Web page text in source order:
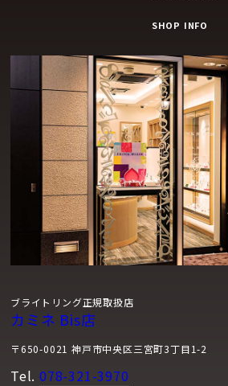
SHOP INFO
ブライトリング正規取扱店
カミネ Bis店
〒650-0021 神戸市中央区三宮町3丁目1-2
Tel. 078-321-3970